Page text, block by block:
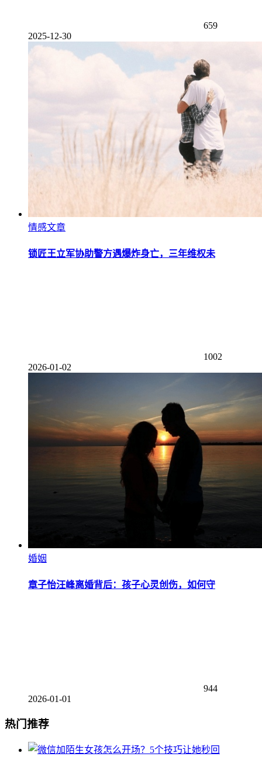
659
2025-12-30
情感文章
锁匠王立军协助警方遇爆炸身亡，三年维权未
1002
2026-01-02
婚姻
章子怡汪峰离婚背后：孩子心灵创伤，如何守
944
2026-01-01
热门推荐